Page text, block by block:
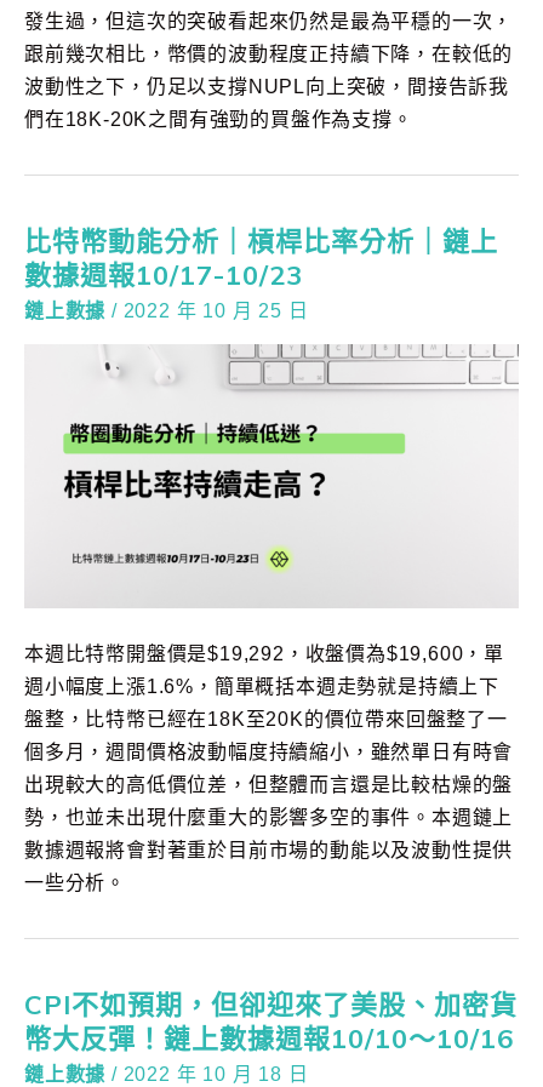
發生過，但這次的突破看起來仍然是最為平穩的一次，
跟前幾次相比，幣價的波動程度正持續下降，在較低的
波動性之下，仍足以支撐NUPL向上突破，間接告訴我
們在18K-20K之間有強勁的買盤作為支撐。
比特幣動能分析｜槓桿比率分析｜鏈上
數據週報10/17-10/23
鏈上數據 / 2022 年 10 月 25 日
本週比特幣開盤價是$19,292，收盤價為$19,600，單
週小幅度上漲1.6%，簡單概括本週走勢就是持續上下
盤整，比特幣已經在18K至20K的價位帶來回盤整了一
個多月，週間價格波動幅度持續縮小，雖然單日有時會
出現較大的高低價位差，但整體而言還是比較枯燥的盤
勢，也並未出現什麼重大的影響多空的事件。本週鏈上
數據週報將會對著重於目前市場的動能以及波動性提供
一些分析。
CPI不如預期，但卻迎來了美股、加密貨
幣大反彈！鏈上數據週報10/10～10/16
鏈上數據 / 2022 年 10 月 18 日